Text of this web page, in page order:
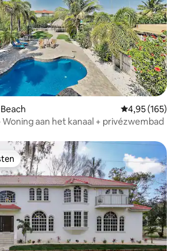
Gemiddelde
4,95 (165)
Woning aan het kanaal + privézwembad